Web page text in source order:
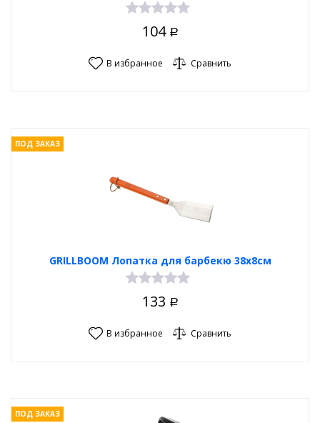
104 Р
В избранное Сравнить
GRILLBOOM Лопатка для барбекю 38х8см
ПОД ЗАКАЗ
133 Р
В избранное Сравнить
ПОД ЗАКАЗ